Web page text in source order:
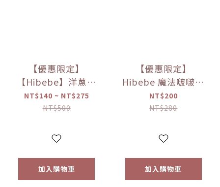
【優惠限定】
【Hibebe】洋蔥蘋
果魚湯250ml/包｜
2包/盒｜虱目魚湯
6m+｜常溫｜【優
NT$140 ~ NT$275
NT$500
加入購物車
【優惠限定】
Hibebe 魔法啵啵棒
牛奶/草莓/起司/藍
莓葡萄/芒果(150g/
NT$200
NT$280
加入購物車